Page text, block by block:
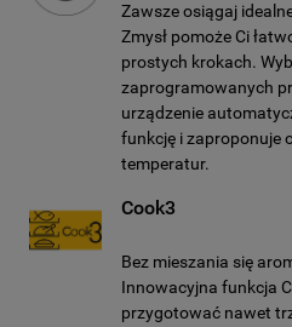
Zawsze osiągaj
Zmysł pomoże Ci
prostych krokach.
zaprogramowanych
urządzenie
funkcję i zaproponuje
temperatur.
Cook3
Bez mieszania się
Innowacyjna funkcja
przygotować nawet